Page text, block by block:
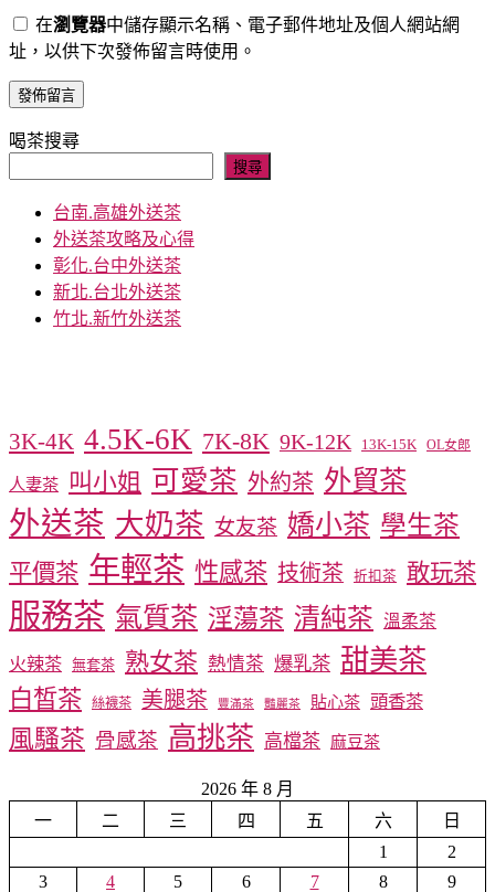
在瀏覽器中儲存顯示名稱、電子郵件地址及個人網站網
址，以供下次發佈留言時使用。
喝茶搜尋
搜尋
台南.高雄外送茶
外送茶攻略及心得
彰化.台中外送茶
新北.台北外送茶
竹北.新竹外送茶
3K-4K 4.5K-6K 7K-8K 9K-12K 13K-15K OL女郎
人妻茶 叫小姐 可愛茶 外約茶 外貿茶
外送茶 大奶茶 女友茶 嬌小茶 學生茶
平價茶 年輕茶 性感茶 技術茶 折扣茶 敢玩茶
服務茶 氣質茶 淫蕩茶 清純茶 溫柔茶
火辣茶 無套茶 熟女茶 熱情茶 爆乳茶 甜美茶
白皙茶 絲襪茶 美腿茶 豐滿茶 豔麗茶 貼心茶 頭香茶
風騷茶 骨感茶 高挑茶 高檔茶 麻豆茶
2026 年 8 月
一
二 三 四 五 六
日
1
2
3
4 5 6 7 8
9